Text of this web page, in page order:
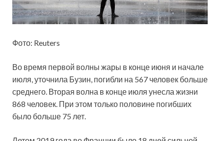
Фото: Reuters
Во время первой волны жары в конце июня и начале
июля, уточнила Бузин, погибли на 567 человек больше
среднего. Вторая волна в конце июля унесла жизни
868 человек. При этом только половине погибших
было больше 75 лет.